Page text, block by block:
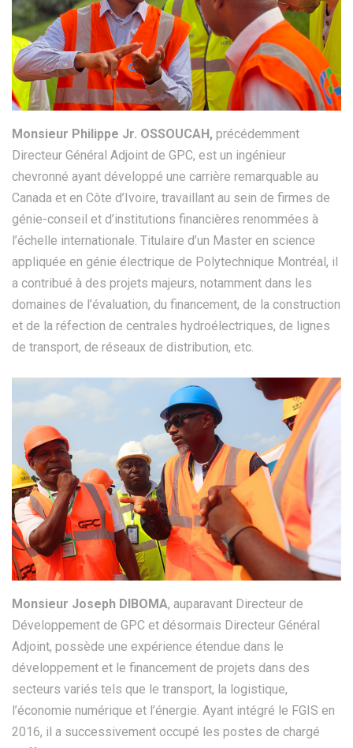
Monsieur Philippe Jr. OSSOUCAH, précédemment
Directeur Général Adjoint de GPC, est un ingénieur
chevronné ayant développé une carrière remarquable au
Canada et en Côte d’Ivoire, travaillant au sein de firmes de
génie-conseil et d’institutions financières renommées à
l’échelle internationale. Titulaire d’un Master en science
appliquée en génie électrique de Polytechnique Montréal, il
a contribué à des projets majeurs, notamment dans les
domaines de l’évaluation, du financement, de la construction
et de la réfection de centrales hydroélectriques, de lignes
de transport, de réseaux de distribution, etc.
Monsieur Joseph DIBOMA, auparavant Directeur de
Développement de GPC et désormais Directeur Général
Adjoint, possède une expérience étendue dans le
développement et le financement de projets dans des
secteurs variés tels que le transport, la logistique,
l’économie numérique et l’énergie. Ayant intégré le FGIS en
2016, il a successivement occupé les postes de chargé